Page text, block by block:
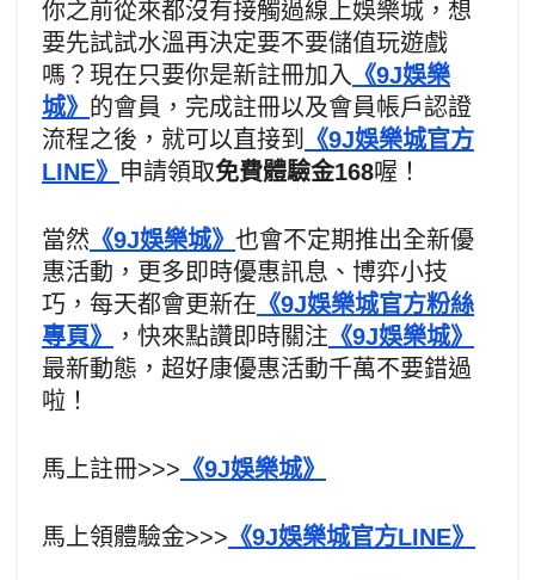
你之前從來都沒有接觸過線上娛樂城，想
要先試試水溫再決定要不要儲值玩遊戲
嗎？現在只要你是新註冊加入 《9J娛樂
城》 的會員，完成註冊以及會員帳戶認證
流程之後，就可以直接到
《9J娛樂城官方
LINE》 申請領取免費體驗金168喔！
當然 《9J娛樂城》 也會不定期推出全新優
惠活動，更多即時優惠訊息、博弈小技
巧，每天都會更新在 《9J娛樂城官方粉絲
專頁》
，快來點讚即時關注 《9J娛樂城》
最新動態，超好康優惠活動千萬不要錯過
啦！
馬上註冊>>> 《9J娛樂城》
馬上領體驗金>>> 《9J娛樂城官方LINE》